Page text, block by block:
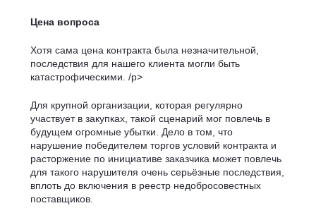
Цена вопроса
Хотя сама цена контракта была незначительной,
последствия для нашего клиента могли быть
катастрофическими. /p>
Для крупной организации, которая регулярно
участвует в закупках, такой сценарий мог повлечь в
будущем огромные убытки. Дело в том, что
нарушение победителем торгов условий контракта и
расторжение по инициативе заказчика может повлечь
для такого нарушителя очень серьёзные последствия,
вплоть до включения в реестр недобросовестных
поставщиков.